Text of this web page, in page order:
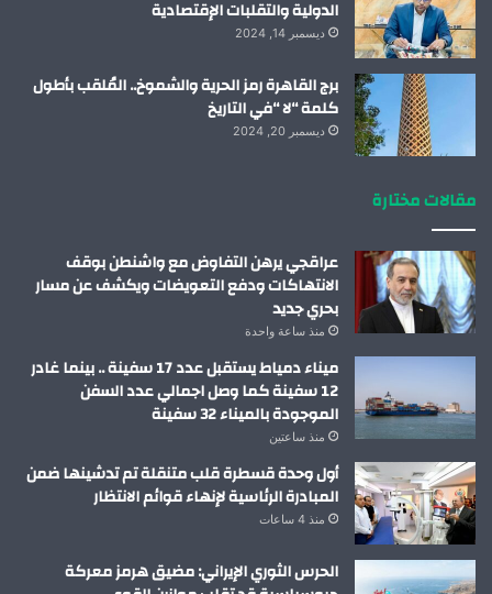
الدولية والتقلبات الإقتصادية
ديسمبر 14, 2024
برج القاهرة رمز الحرية والشموخ.. المُلقب بأطول
كلمة “لا “في التاريخ
ديسمبر 20, 2024
مقالات مختارة
عراقجي يرهن التفاوض مع واشنطن بوقف
الانتهاكات ودفع التعويضات ويكشف عن مسار
بحري جديد
منذ ساعة واحدة
ميناء دمياط يستقبل عدد 17 سفينة .. بينما غادر
12 سفينة كما وصل اجمالي عدد السفن
الموجودة بالميناء 32 سفينة
منذ ساعتين
أول وحدة قسطرة قلب متنقلة تم تدشينها ضمن
المبادرة الرئاسية لإنهاء قوائم الانتظار
منذ 4 ساعات
الحرس الثوري الإيراني: مضيق هرمز معركة